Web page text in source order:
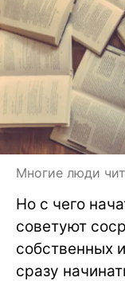
Многие люди
Но с чего
советуют
собственных
сразу